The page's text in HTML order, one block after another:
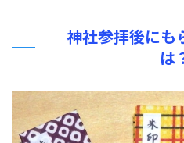
神社参拝後にも
は